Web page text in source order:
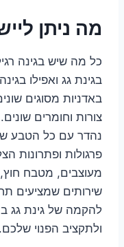
מה ניתן
כל מה שיש בגינה
בגינת גג ואפילו
באדניות מסוגים
צורות וחומרים
נהדר עם כל הטבע
פרגולות ופתרונות
מעוצבים, מטבח חוץ,
שירותים שמציעים
להקמה של גינת גג
ולתקציב הפנוי שלכם.